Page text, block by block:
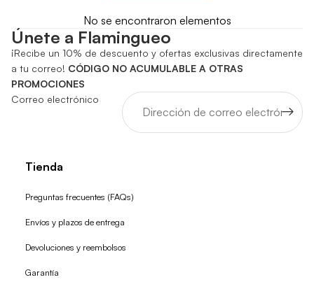
No se encontraron elementos
Únete a Flamingueo
¡Recibe un 10% de descuento y ofertas exclusivas directamente
a tu correo! CÓDIGO NO ACUMULABLE A OTRAS
PROMOCIONES
Correo electrónico
Tienda
Preguntas frecuentes (FAQs)
Envíos y plazos de entrega
Devoluciones y reembolsos
Garantía